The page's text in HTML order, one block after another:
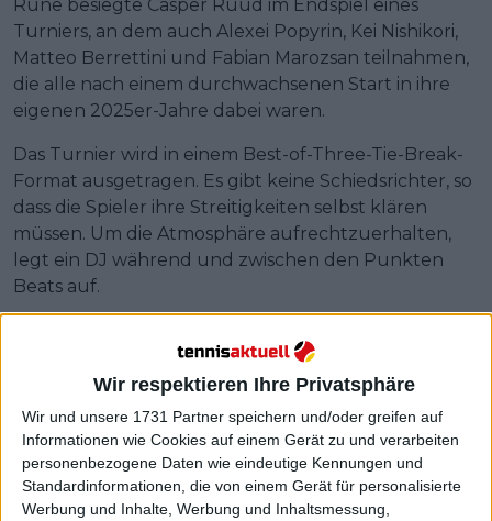
Wir respektieren Ihre Privatsphäre
Wir und unsere 1731 Partner speichern und/oder greifen auf
Informationen wie Cookies auf einem Gerät zu und verarbeiten
personenbezogene Daten wie eindeutige Kennungen und
Standardinformationen, die von einem Gerät für personalisierte
Werbung und Inhalte, Werbung und Inhaltsmessung,
Rune besiegte Casper Ruud im Endspiel eines
Turniers, an dem auch Alexei Popyrin, Kei Nishikori,
Matteo Berrettini und Fabian Marozsan teilnahmen,
die alle nach einem durchwachsenen Start in ihre
eigenen 2025er-Jahre dabei waren.
Das Turnier wird in einem Best-of-Three-Tie-Break-
Format ausgetragen. Es gibt keine Schiedsrichter, so
dass die Spieler ihre Streitigkeiten selbst klären
müssen. Um die Atmosphäre aufrechtzuerhalten,
legt ein DJ während und zwischen den Punkten
Beats auf.